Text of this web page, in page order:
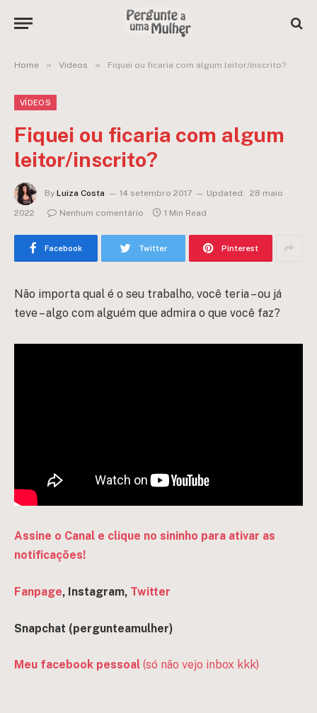
Home » Vídeos » Fiquei ou ficaria com algum leitor/inscrito?
VÍDEOS
Fiquei ou ficaria com algum
leitor/inscrito?
By Luiza Costa 14 setembro 2017 Updated: 28 maio
2022
Nenhum comentário 1 Min Read
Facebook Twitter Pinterest
Não importa qual é o seu trabalho, você teria – ou já
teve – algo com alguém que admira o que você faz?
Assine o Canal e clique no sininho para ativar as
notificações!
Fanpage, Instagram, Twitter
Snapchat (pergunteamulher)
Meu facebook pessoal (só não vejo inbox kkk)